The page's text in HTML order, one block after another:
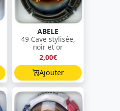
ABELE
49 Cave stylisée,
noir et or
2,00€
Ajouter